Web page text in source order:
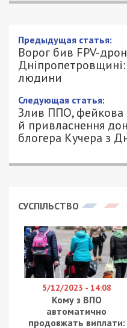
Предыдущая статья:
Ворог бив FPV-
людини
Следующая статья:
Злив ППО, фейкова
й привласнення
блогера Кучера з
СУСПІЛЬСТВО
5/12/2023 - 14:08
Кому з ВПО
автоматично
продовжать виплати: